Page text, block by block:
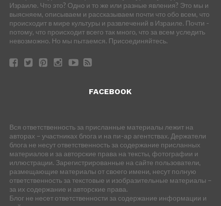
Израиле. Что это? Одно и то же или разные явления? Это мы и
выясняем, описываем и рассказываем почти что обо всем, что
происходит в мире культуры и развлечений в Израиле. Почти -
потому, что происходит всего так много, что за всем уследить
невозможно. Но мы пытаемся. Присоединяйтесь.
FACEBOOK
Вся ответственность за присланные материалы лежит на
авторах – участниках блога и на пи-ар агентствах. Держатели
блога не несут ответственность за содержание присланных
материалов и за авторские права на тексты, фотографии и
иллюстрации. Зарегистрированные на сайте пользователи,
размещающие материалы от своего имени, несут полную
ответственность за текстовые и изобразительные материалы –
за их содержание и авторские права.
Блог не несет ответственности за содержание информации и